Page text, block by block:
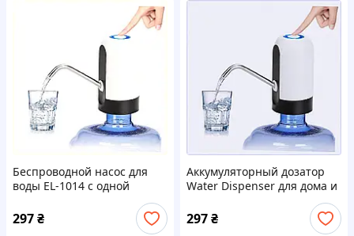
Беспроводной насос для
воды EL-1014 с одной
297₴
Аккумуляторный дозатор
Water Dispenser для дома и
297₴